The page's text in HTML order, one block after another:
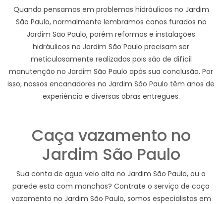
Quando pensamos em problemas hidráulicos no Jardim
São Paulo, normalmente lembramos canos furados no
Jardim São Paulo, porém reformas e instalações
hidráulicos no Jardim São Paulo precisam ser
meticulosamente realizados pois são de difícil
manutenção no Jardim São Paulo após sua conclusão. Por
isso, nossos encanadores no Jardim São Paulo têm anos de
experiência e diversas obras entregues.
Caça vazamento no
Jardim São Paulo
Sua conta de agua veio alta no Jardim São Paulo, ou a
parede esta com manchas? Contrate o serviço de caça
vazamento no Jardim São Paulo, somos especialistas em